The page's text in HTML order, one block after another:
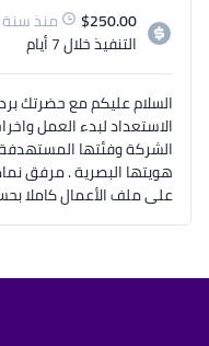
$250.00
منذ سنة
التنفيذخلال 7 أيام
الاستعداد لبدء العمل
الشركة وفئتها
هويتها البصرية . مرفق
على ملف الأعمال كاملا